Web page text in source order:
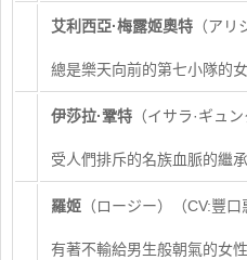
艾利西亞·梅露姬奧特 （ア
總是樂天向前的第七小隊的
伊莎拉·鞏特 （イサラ·ギュ
受人們排斥的名族血脈的繼
羅姬 （ロージー）（CV:豐口
有著不輸給男生般朝氣的女